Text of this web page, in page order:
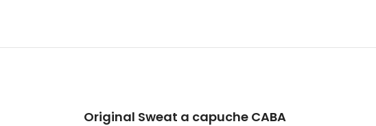
Original Sweat a capuche CABA